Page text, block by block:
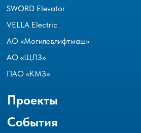
Проекты
События
SWORD Elevator
АО «Могилевлифтмаш»
АО «ЩЛЗ»
ПАО «КМЗ»
VELLA Electric